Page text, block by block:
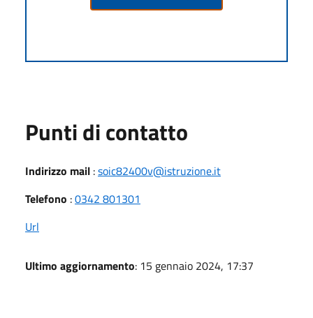
Punti di contatto
Indirizzo mail :soic82400v@istruzione.it
Telefono :0342 801301
Url
Ultimo aggiornamento: 15 gennaio 2024, 17:37